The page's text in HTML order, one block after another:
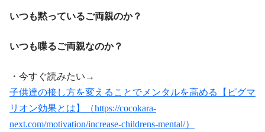
いつも黙っているご両親のか？
いつも喋るご両親なのか？
・今すぐ読みたい→
子供達の接し方を変えることでメンタルを高める【ピグマ
リオン効果とは】（https://cocokara-
next.com/motivation/increase-childrens-mental/）